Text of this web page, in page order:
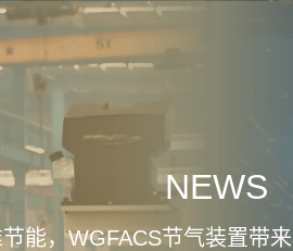
NEWS
能，WGFACS节气装置带